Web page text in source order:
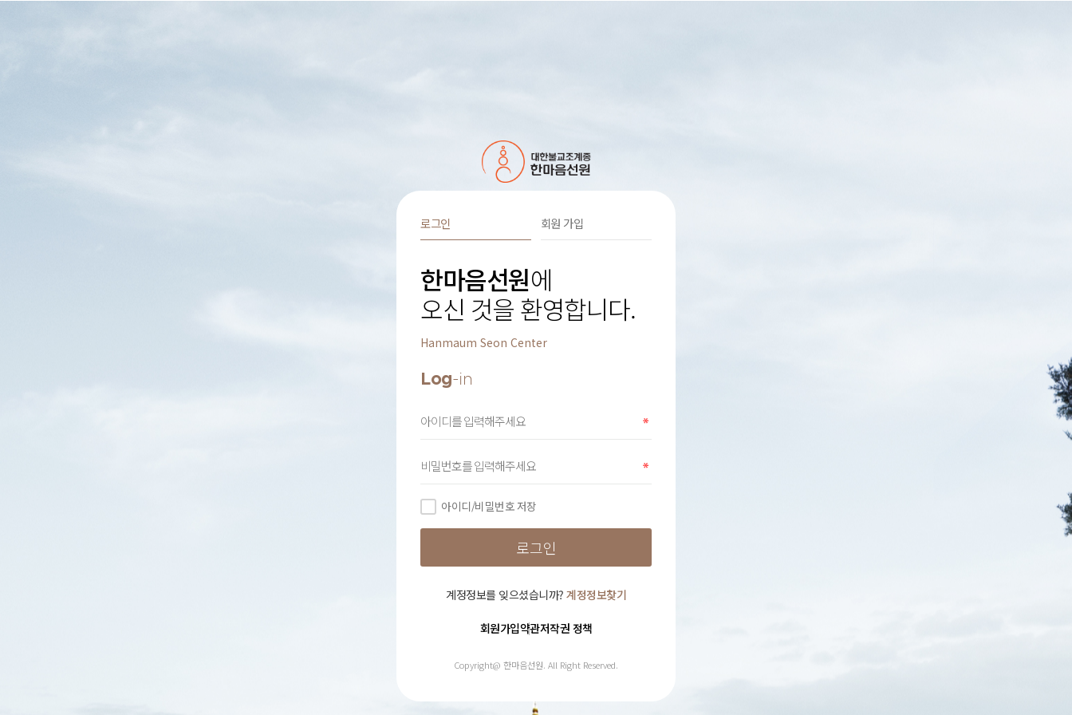
로그인 회원 가입
한마음선원에
오신 것을 환영합니다.
Hanmaum Seon Center
Log-in
아이디/비밀번호 저장
계정정보를 잊으셨습니까? 계정정보찾기
회원가입약관저작권 정책
Copyright@ 한마음선원. All Right Reserved.